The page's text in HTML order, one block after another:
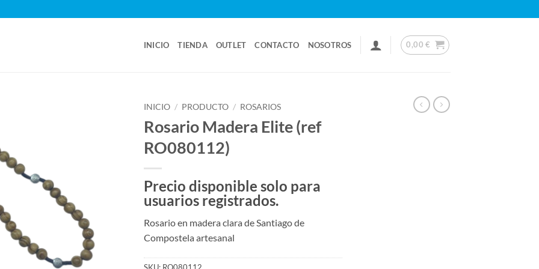
INICIO TIENDA OUTLET CONTACTO NOSOTROS 0,00€
INICIO / PRODUCTO / ROSARIOS
Rosario Madera Elite (ref
RO080112)
Precio disponible solo para
usuarios registrados.
Rosario en madera clara de Santiago de
Compostela artesanal
SKU: RO080112